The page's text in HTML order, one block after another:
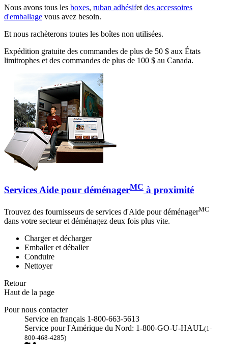
Nous avons tous les boxes, ruban adhésifetdes accessoires
d'emballage vous avez besoin.
Et nous rachèterons toutes les boîtes non utilisées.
Expédition gratuite des commandes de plus de 50 $ aux États
limitrophes et des commandes de plus de 100 $ au Canada.
Services Aide pour déménagerMC à proximité
Trouvez des fournisseurs de services d'Aide pour déménagerMC
dans votre secteur et déménagez deux fois plus vite.
Charger et décharger
Emballer et déballer
Conduire
Nettoyer
Retour
Haut de la page
Pour nous contacter
Service en français 1-800-663-5613
Service pour l'Amérique du Nord: 1-800-GO-U-HAUL(1-
800-468-4285)